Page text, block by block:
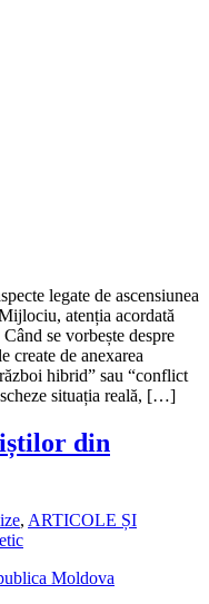
legate de ascensiunea
atenția acordată
se vorbește despre
create de anexarea
hibrid” sau “conflict
situația reală, […]
din
, ARTICOLE ȘI